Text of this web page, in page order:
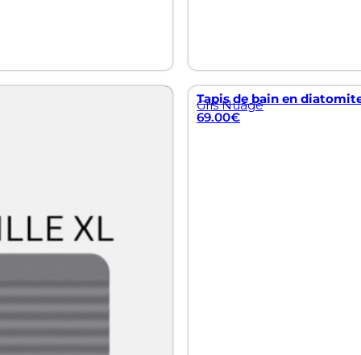
Tapis de bain en
Gris Nuage
69.00€